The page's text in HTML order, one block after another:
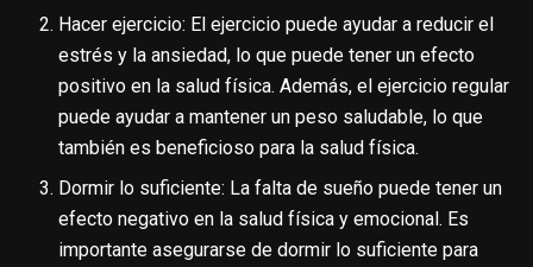
Hacer ejercicio: El ejercicio puede ayudar a reducir el
estrés y la ansiedad, lo que puede tener un efecto
positivo en la salud física. Además, el ejercicio regular
puede ayudar a mantener un peso saludable, lo que
también es beneficioso para la salud física.
Dormir lo suficiente: La falta de sueño puede tener un
efecto negativo en la salud física y emocional. Es
importante asegurarse de dormir lo suficiente para